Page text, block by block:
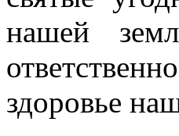
нашей
здоровье